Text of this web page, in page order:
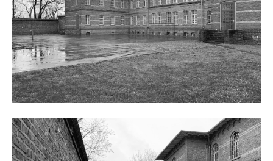
get in touch
cybersteel inc.
376-293 city road, suite 600
san francisco, ca 94102
+44 1234 567 890
drop us a line